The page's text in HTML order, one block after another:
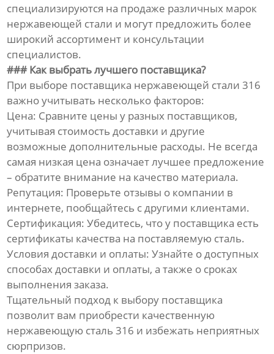
специализируются на продаже различных марок
нержавеющей стали и могут предложить более
широкий ассортимент и консультации
специалистов.
### Как выбрать лучшего поставщика?
При выборе поставщика нержавеющей стали 316
важно учитывать несколько факторов:
Цена: Сравните цены у разных поставщиков,
учитывая стоимость доставки и другие
возможные дополнительные расходы. Не всегда
самая низкая цена означает лучшее предложение
– обратите внимание на качество материала.
Репутация: Проверьте отзывы о компании в
интернете, пообщайтесь с другими клиентами.
Сертификация: Убедитесь, что у поставщика есть
сертификаты качества на поставляемую сталь.
Условия доставки и оплаты: Узнайте о доступных
способах доставки и оплаты, а также о сроках
выполнения заказа.
Тщательный подход к выбору поставщика
позволит вам приобрести качественную
нержавеющую сталь 316 и избежать неприятных
сюрпризов.